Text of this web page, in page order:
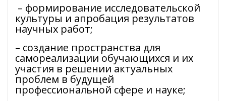
– формирование исследовательской
культуры и апробация результатов
научных работ;
– создание пространства для
самореализации обучающихся и их
участия в решении актуальных
проблем в будущей
профессиональной сфере и науке;